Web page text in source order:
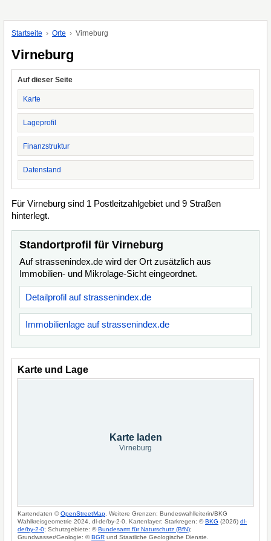
Startseite Orte Virneburg
Virneburg
Auf dieser Seite
Karte
Lageprofil
Finanzstruktur
Datenstand
Für Virneburg sind 1 Postleitzahlgebiet und 9 Straßen
hinterlegt.
Standortprofil für Virneburg
Auf strassenindex.de wird der Ort zusätzlich aus
Immobilien- und Mikrolage-Sicht eingeordnet.
Detailprofil auf strassenindex.de
Immobilienlage auf strassenindex.de
Karte und Lage
Karte laden
Virneburg
Kartendaten ©OpenStreetMap . Weitere Grenzen: Bundeswahlleiterin/BKG
Wahlkreisgeometrie 2024, dl-de/by-2-0. Kartenlayer: Starkregen: ©BKG (2026) dl-
de/by-2-0; Schutzgebiete: ©Bundesamt für Naturschutz (BfN);
Grundwasser/Geologie: ©BGR und Staatliche Geologische Dienste.